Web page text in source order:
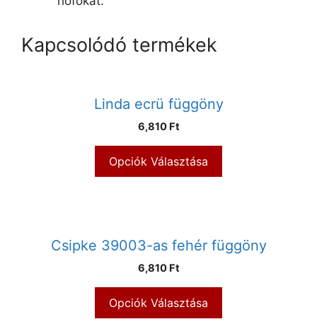
Kapcsolódó termékek
Linda ecrü függöny
6,810 Ft
Opciók Választása
Csipke 39003-as fehér függöny
6,810 Ft
Opciók Választása